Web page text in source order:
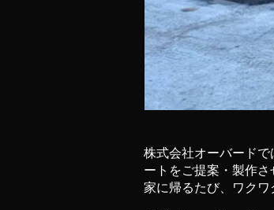
株式会社オーバード
ートをご提案・製作さ
家に帰るたび、ワクワ